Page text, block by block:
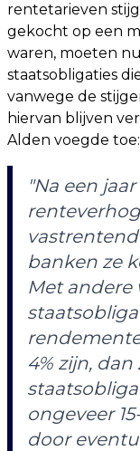
rentetarieven
gekocht op een
waren, moeten
staatsobligaties
vanwege de
hiervan blijven
Alden voegde toe:
"Na een
banken ze
Met andere
4% zijn,
ongeveer
door